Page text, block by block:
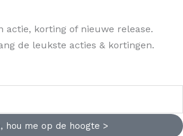
actie, korting of nieuwe release.
de leukste acties & kortingen.
hou me op de hoogte >